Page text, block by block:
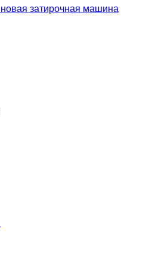
новая затирочная машина